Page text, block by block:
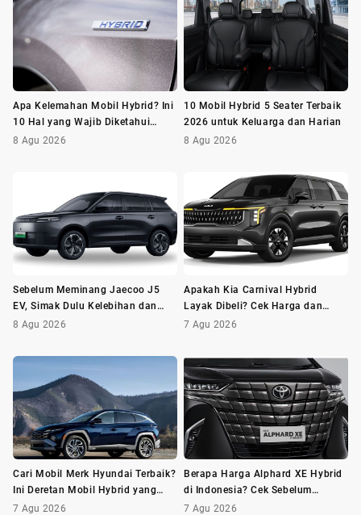
Apa Kelemahan Mobil Hybrid? Ini
10 Hal yang Wajib Diketahui
Sebelum Membeli
8 Agu 2026
10 Mobil Hybrid 5 Seater Terbaik
2026 untuk Keluarga dan Harian
8 Agu 2026
Sebelum Meminang Jaecoo J5
EV, Simak Dulu Kelebihan dan
Kekurangannya
8 Agu 2026
Apakah Kia Carnival Hybrid
Layak Dibeli? Cek Harga dan
Minusnya Dulu
7 Agu 2026
Cari Mobil Merk Hyundai Terbaik?
Ini Deretan Mobil Hybrid yang
Wajib Dilirik
7 Agu 2026
Berapa Harga Alphard XE Hybrid
di Indonesia? Cek Sebelum
Membeli
7 Agu 2026